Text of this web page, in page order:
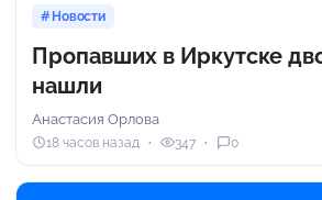
Новости
Пропавших в Иркутске
нашли
Анастасия Орлова
18 часов назад 347 0